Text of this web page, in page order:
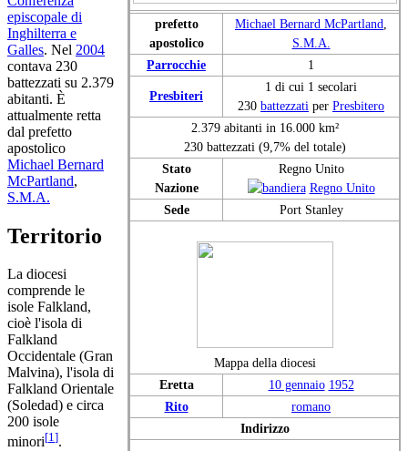
prefetto
apostolico
Michael Bernard McPartland
S.M.A.
Parrocchie
1
Presbiteri
1 di cui 1 secolari
230 battezzati per Presbitero
2.379 abitanti in 16.000 km²
230 battezzati (9,7% del totale)
Stato
Nazione
Regno Unito
Regno Unito
Sede
Port Stanley
Mappa della diocesi
Eretta
10 gennaio 1952
Rito
romano
Indirizzo
episcopale di
Inghilterra e
Galles. Nel 2004
contava 230
battezzati su 2.379
abitanti. È
attualmente retta
dal prefetto
apostolico
Michael Bernard
McPartland,
S.M.A.
Territorio
La diocesi
comprende le
isole Falkland,
cioè l'isola di
Falkland
Occidentale (Gran
Malvina), l'isola di
Falkland Orientale
(Soledad) e circa
200 isole
minori[1].